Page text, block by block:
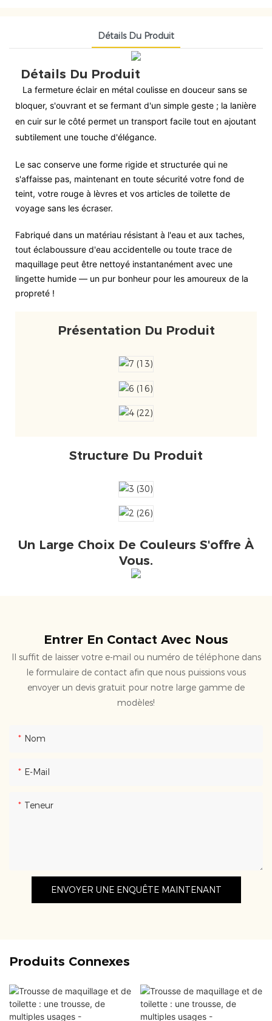
Détails Du Produit
Détails Du Produit
La fermeture éclair en métal coulisse en douceur sans se
bloquer, s'ouvrant et se fermant d'un simple geste ; la lanière
en cuir sur le côté permet un transport facile tout en ajoutant
subtilement une touche d'élégance.
Le sac conserve une forme rigide et structurée qui ne
s'affaisse pas, maintenant en toute sécurité votre fond de
teint, votre rouge à lèvres et vos articles de toilette de
voyage sans les écraser.
Fabriqué dans un matériau résistant à l'eau et aux taches,
tout éclaboussure d'eau accidentelle ou toute trace de
maquillage peut être nettoyé instantanément avec une
lingette humide — un pur bonheur pour les amoureux de la
propreté !
Présentation Du Produit
Structure Du Produit
Un Large Choix De Couleurs S'offre À
Vous.
Entrer En Contact Avec Nous
Il suffit de laisser votre e-mail ou numéro de téléphone dans
le formulaire de contact afin que nous puissions vous
envoyer un devis gratuit pour notre large gamme de
modèles!
Nom
E-Mail
Teneur
ENVOYER UNE ENQUÊTE MAINTENANT
Produits Connexes